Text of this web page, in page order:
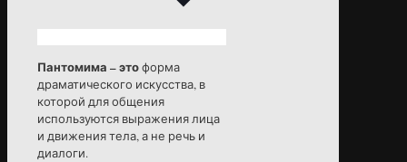
Пантомима – этоформа
драматического искусства, в
которой для общения
используются выражения лица
и движения тела, а не речь и
диалоги.